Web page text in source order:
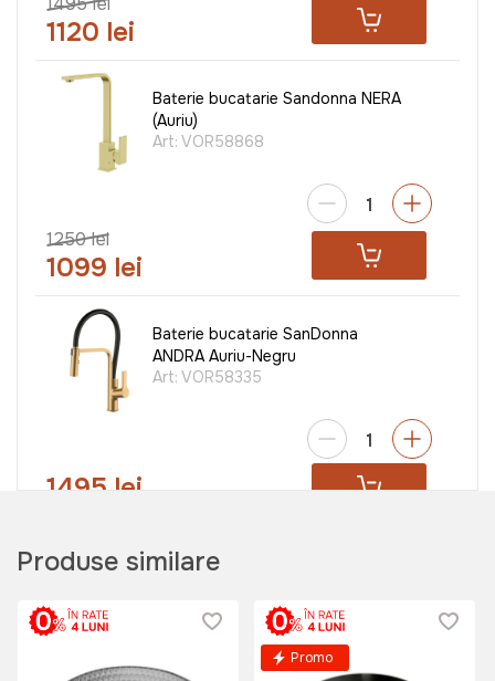
1120 lei
Baterie bucatarie Sandonna NERA
(Auriu)
Art: VOR58868
1250 lei
1099 lei
Baterie bucatarie SanDonna
ANDRA Auriu-Negru
Art: VOR58335
1495 lei
PRIMA DG baterie Dr: Gans (Bronz)
Produse similare
Promo